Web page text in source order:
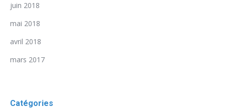
juin 2018
mai 2018
avril 2018
mars 2017
Catégories